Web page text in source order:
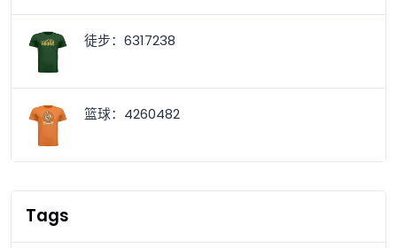
徒步：6317238
篮球：4260482
Tags